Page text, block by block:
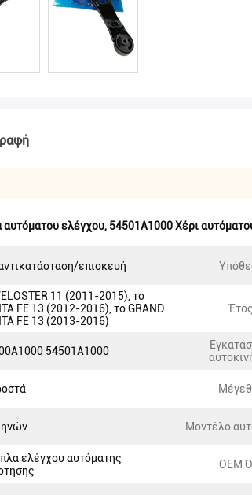
ελέγχου, 54501A1000 Χέρι
επισκευή
11 (2011-2015), το
FE 13 (2012-2016), το GRAND
FE 13 (2013-2016)
54501A1000
Μοντέλο
ελέγχου αυτόματης
OEM